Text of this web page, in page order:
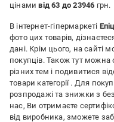
цінамивід 63 до 23946 грн.
В інтернет-гіпермаркеті
фото цих товарів,
дані. Крім цього, на сайті
покупців. Також тут
різних тем і подивитися
товари категорії . Для
розпродажі та знижки з
нас, Ви отримаєте
від виробника, зможете